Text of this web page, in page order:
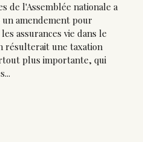
de l'Assemblée nationale a
un amendement pour
assurances vie dans le
résulterait une taxation
plus importante, qui